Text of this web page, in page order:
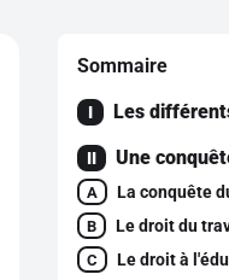
Sommaire
I Les
II Une
A La conquête
B Le droit du
C Le droit à